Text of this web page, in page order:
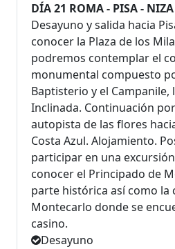
DÍA 21 ROMA - PISA - NIZA
Desayuno y salida hacia
conocer la Plaza de los
podremos contemplar el
monumental compuesto
Baptisterio y el Campanile,
Inclinada. Continuación
autopista de las flores
Costa Azul. Alojamiento.
participar en una
conocer el Principado de
parte histórica así como la
Montecarlo donde se
casino.
Desayuno